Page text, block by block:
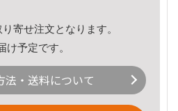
寄せ注文となります。
け予定です。
法・送料について